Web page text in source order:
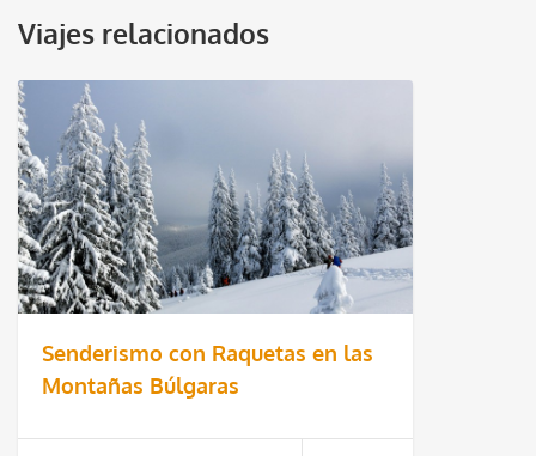
Viajes relacionados
Senderismo con Raquetas en las
Montañas Búlgaras